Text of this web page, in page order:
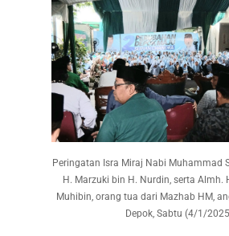
Peringatan Isra Miraj Nabi Muhammad
H. Marzuki bin H. Nurdin, serta Almh.
Muhibin, orang tua dari Mazhab HM,
Depok, Sabtu (4/1/